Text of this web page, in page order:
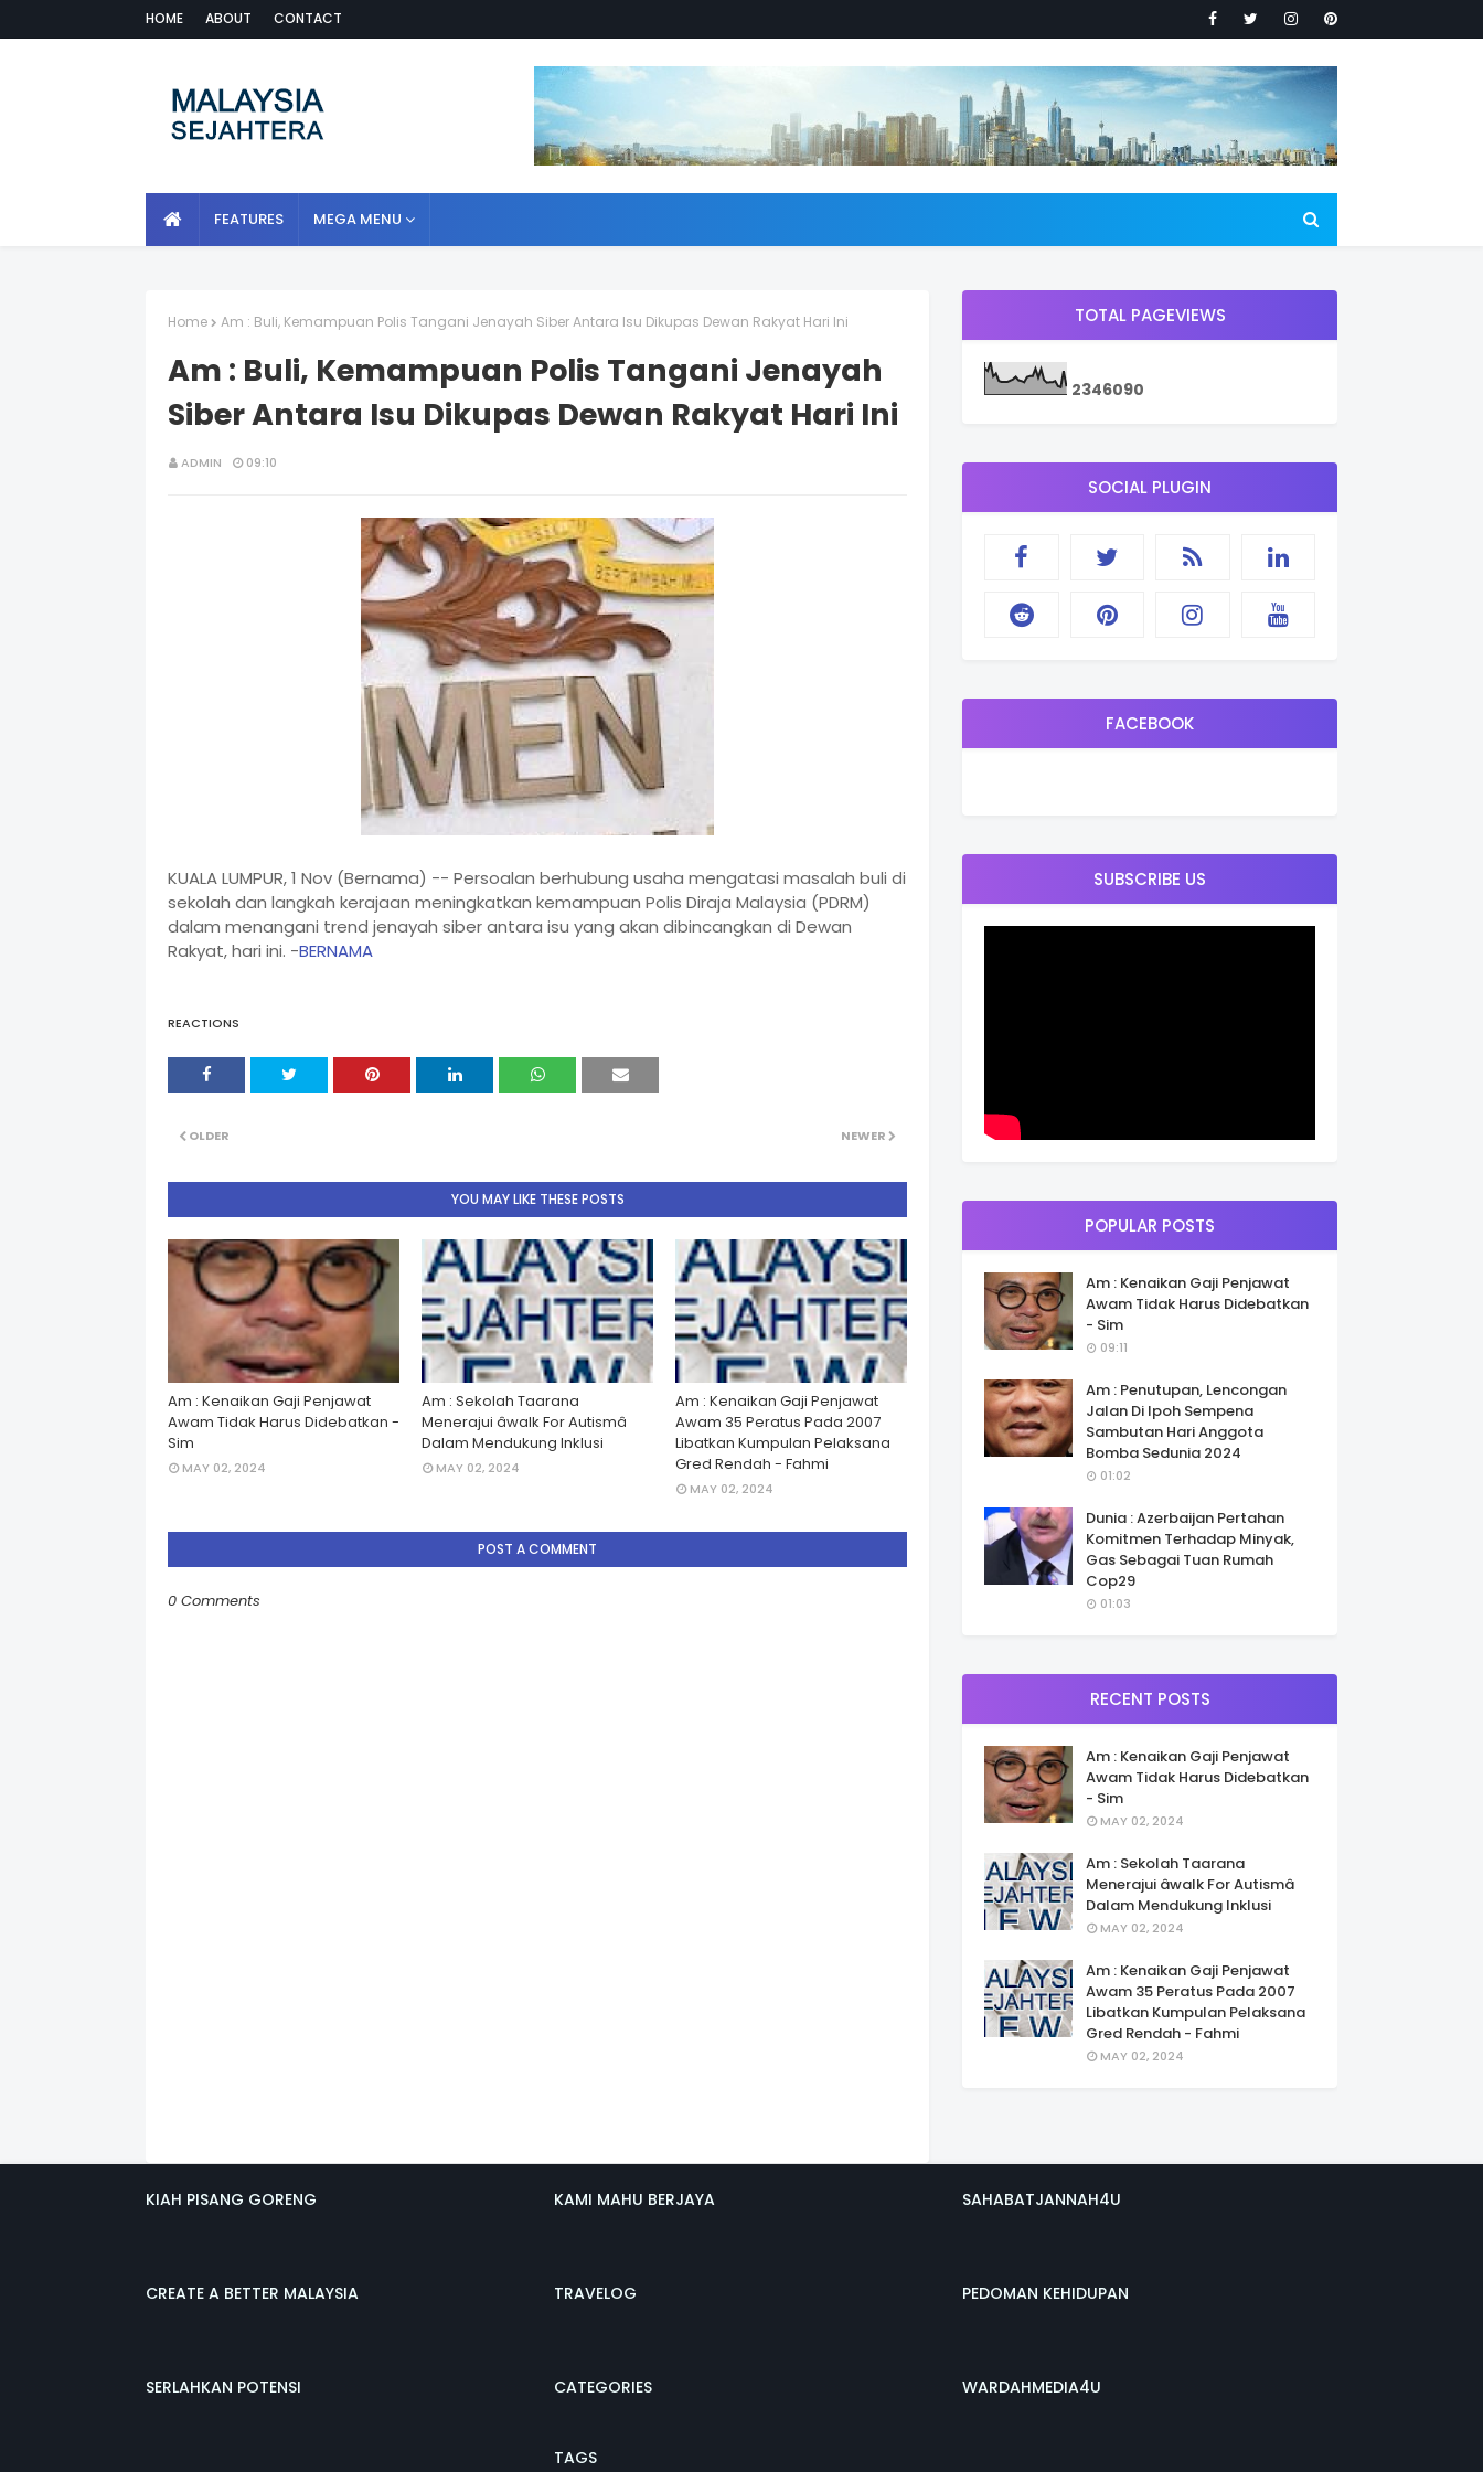
HOME ABOUT CONTACT
FEATURES MEGA MENU
Home Am : Buli, Kemampuan Polis Tangani Jenayah Siber Antara Isu Dikupas Dewan Rakyat Hari Ini
Am : Buli, Kemampuan Polis Tangani Jenayah
Siber Antara Isu Dikupas Dewan Rakyat Hari Ini
ADMIN 09:10
KUALA LUMPUR, 1 Nov (Bernama) -- Persoalan berhubung usaha mengatasi masalah buli di
sekolah dan langkah kerajaan meningkatkan kemampuan Polis Diraja Malaysia (PDRM)
dalam menangani trend jenayah siber antara isu yang akan dibincangkan di Dewan
Rakyat, hari ini. -BERNAMA
REACTIONS
NEWER
OLDER
YOU MAY LIKE THESE POSTS
Am : Kenaikan Gaji Penjawat
Awam Tidak Harus Didebatkan -
Sim
MAY 02, 2024
Am : Sekolah Taarana
Menerajui âwalk For Autismâ
Dalam Mendukung Inklusi
MAY 02, 2024
Am : Kenaikan Gaji Penjawat
Awam 35 Peratus Pada 2007
Libatkan Kumpulan Pelaksana
Gred Rendah - Fahmi
MAY 02, 2024
POST A COMMENT
0 Comments
TOTAL PAGEVIEWS
2346090
SOCIAL PLUGIN
FACEBOOK
SUBSCRIBE US
POPULAR POSTS
Am : Kenaikan Gaji Penjawat
Awam Tidak Harus Didebatkan
- Sim
09:11
Am : Penutupan, Lencongan
Jalan Di Ipoh Sempena
Sambutan Hari Anggota
Bomba Sedunia 2024
01:02
Dunia : Azerbaijan Pertahan
Komitmen Terhadap Minyak,
Gas Sebagai Tuan Rumah
Cop29
01:03
RECENT POSTS
Am : Kenaikan Gaji Penjawat
Awam Tidak Harus Didebatkan
- Sim
MAY 02, 2024
Am : Sekolah Taarana
Menerajui âwalk For Autismâ
Dalam Mendukung Inklusi
MAY 02, 2024
Am : Kenaikan Gaji Penjawat
Awam 35 Peratus Pada 2007
Libatkan Kumpulan Pelaksana
Gred Rendah - Fahmi
MAY 02, 2024
KIAH PISANG GORENG
CREATE A BETTER MALAYSIA
SERLAHKAN POTENSI
KAMI MAHU BERJAYA
TRAVELOG
CATEGORIES
TAGS
SAHABATJANNAH4U
PEDOMAN KEHIDUPAN
WARDAHMEDIA4U